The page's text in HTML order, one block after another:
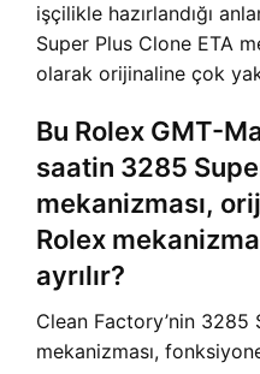
işçilikle hazırlandığı
Super Plus Clone ETA
olarak orijinaline çok
Bu Rolex GMT-
saatin 3285
mekanizması,
Rolex
ayrılır?
Clean Factory’nin 3285
mekanizması,